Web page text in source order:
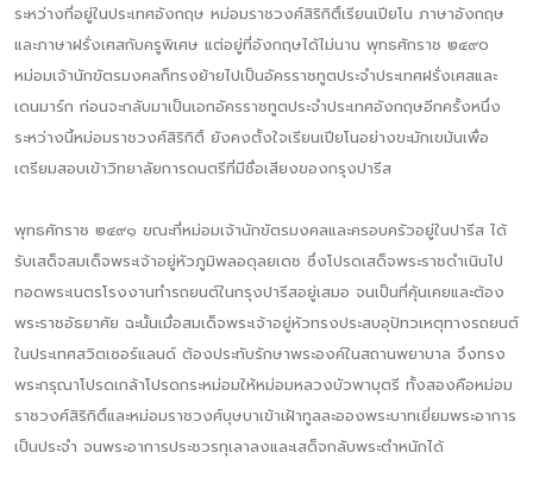
ระหว่างที่อยู่ในประเทศอังกฤษ หม่อมราชวงศ์สิริกิติ์เรียนเปียโน ภาษาอังกฤษ
และภาษาฝรั่งเศสกับครูพิเศษ แต่อยู่ที่อังกฤษได้ไม่นาน พุทธศักราช ๒๔๙๐
หม่อมเจ้านักขัตรมงคลก็ทรงย้ายไปเป็นอัครราชทูตประจำประเทศฝรั่งเศสและ
เดนมาร์ก ก่อนจะกลับมาเป็นเอกอัครราชทูตประจำประเทศอังกฤษอีกครั้งหนึ่ง
ระหว่างนี้หม่อมราชวงศ์สิริกิติ์ ยังคงตั้งใจเรียนเปียโนอย่างขะมักเขม้นเพื่อ
เตรียมสอบเข้าวิทยาลัยการดนตรีที่มีชื่อเสียงของกรุงปารีส
พุทธศักราช ๒๔๙๑ ขณะที่หม่อมเจ้านักขัตรมงคลและครอบครัวอยู่ในปารีส ได้
รับเสด็จสมเด็จพระเจ้าอยู่หัวภูมิพลอดุลยเดช ซึ่งโปรดเสด็จพระราชดำเนินไป
ทอดพระเนตรโรงงานทำรถยนต์ในกรุงปารีสอยู่เสมอ จนเป็นที่คุ้นเคยและต้อง
พระราชอัธยาศัย ฉะนั้นเมื่อสมเด็จพระเจ้าอยู่หัวทรงประสบอุปัทวเหตุทางรถยนต์
ในประเทศสวิตเซอร์แลนด์ ต้องประทับรักษาพระองค์ในสถานพยาบาล จึงทรง
พระกรุณาโปรดเกล้าโปรดกระหม่อมให้หม่อมหลวงบัวพาบุตรี ทั้งสองคือหม่อม
ราชวงศ์สิริกิติ์และหม่อมราชวงศ์บุษบาเข้าเฝ้าทูลละอองพระบาทเยี่ยมพระอาการ
เป็นประจำ จนพระอาการประชวรทุเลาลงและเสด็จกลับพระตำหนักได้